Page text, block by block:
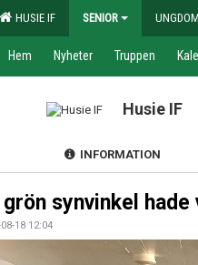
HUSIE IF SENIOR UNGDOM
Hem Nyheter Truppen
Husie IF
INFORMATION
grön synvinkel
18 12:04